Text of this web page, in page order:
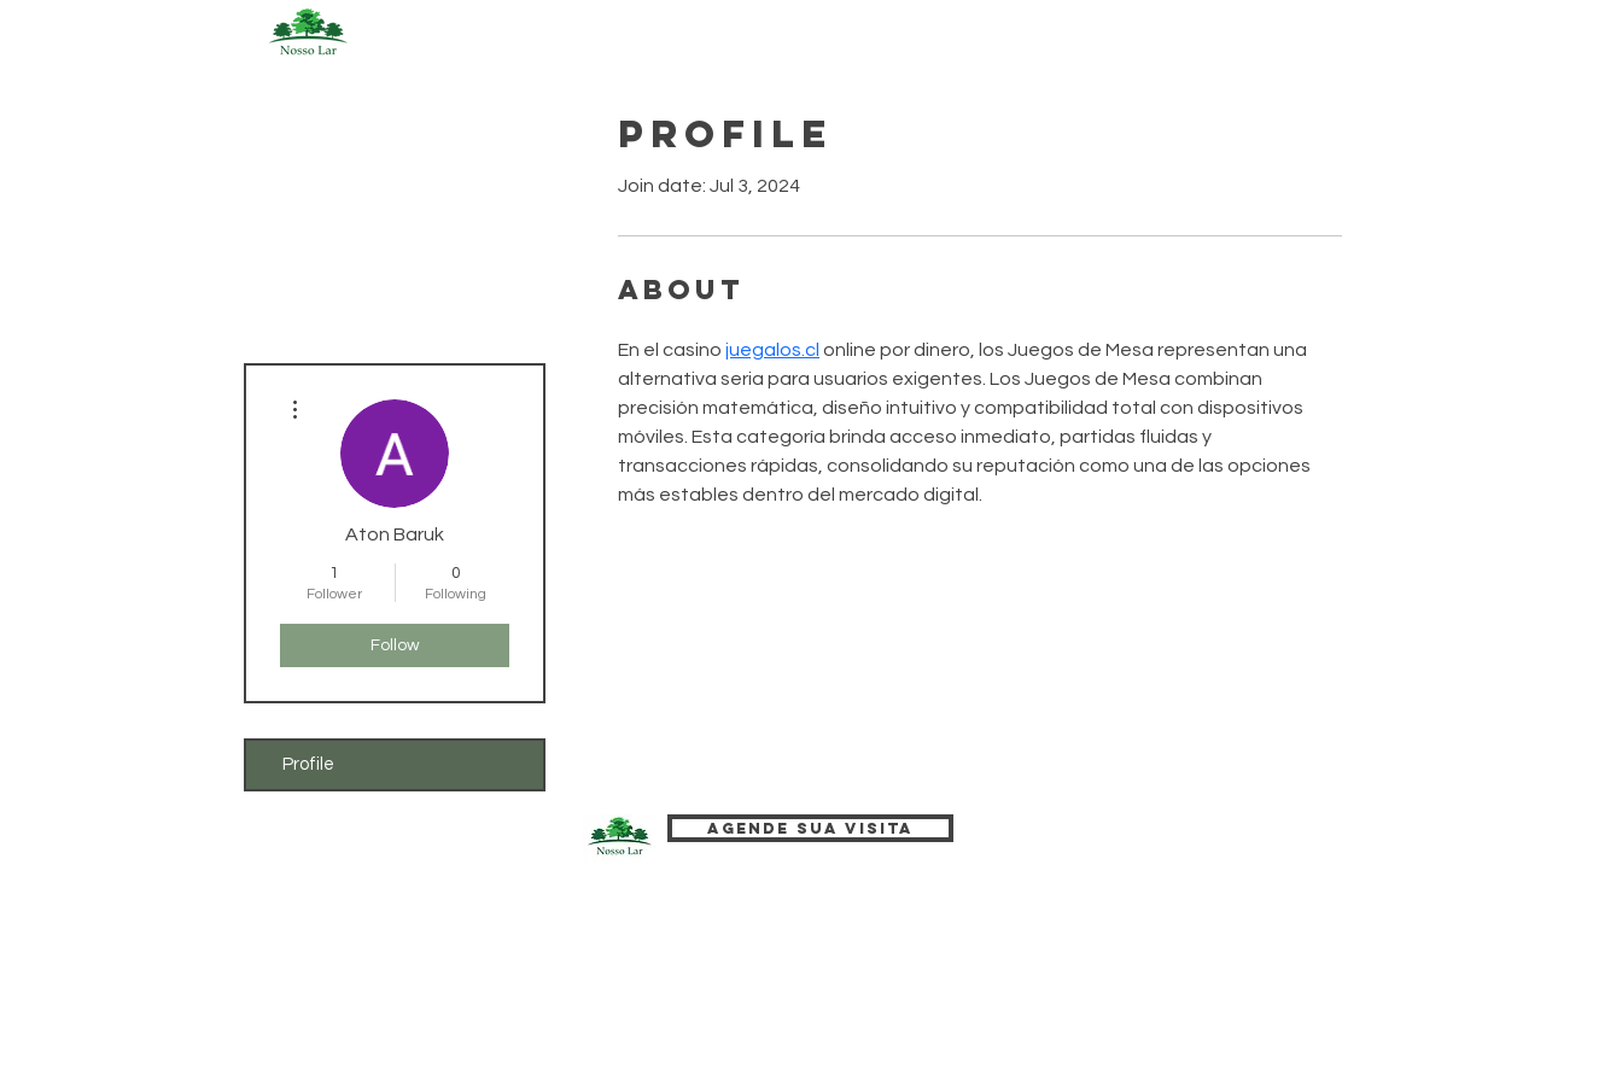
Profile
Join date: Jul 3, 2024
About
En el casino juegalos.cl online por dinero, los Juegos de Mesa representan una
alternativa seria para usuarios exigentes. Los Juegos de Mesa combinan
precisión matemática, diseño intuitivo y compatibilidad total con dispositivos
móviles. Esta categoría brinda acceso inmediato, partidas fluidas y
transacciones rápidas, consolidando su reputación como una de las opciones
más estables dentro del mercado digital.
Aton Baruk
1
Follower
0
Following
Follow
Profile
Agende sua visita